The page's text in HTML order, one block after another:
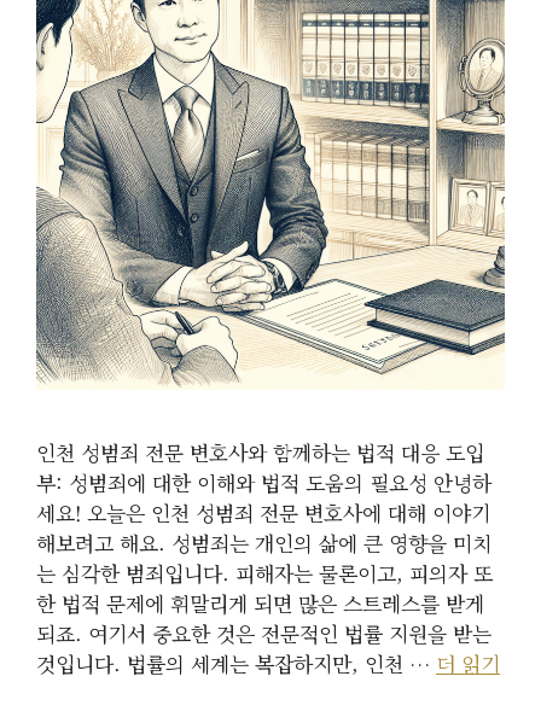
인천 성범죄 전문 변호사와 함께하는 법적 대응 도입
부: 성범죄에 대한 이해와 법적 도움의 필요성 안녕하
세요! 오늘은 인천 성범죄 전문 변호사에 대해 이야기
해보려고 해요. 성범죄는 개인의 삶에 큰 영향을 미치
는 심각한 범죄입니다. 피해자는 물론이고, 피의자 또
한 법적 문제에 휘말리게 되면 많은 스트레스를 받게
되죠. 여기서 중요한 것은 전문적인 법률 지원을 받는
것입니다. 법률의 세계는 복잡하지만, 인천 … 더 읽기